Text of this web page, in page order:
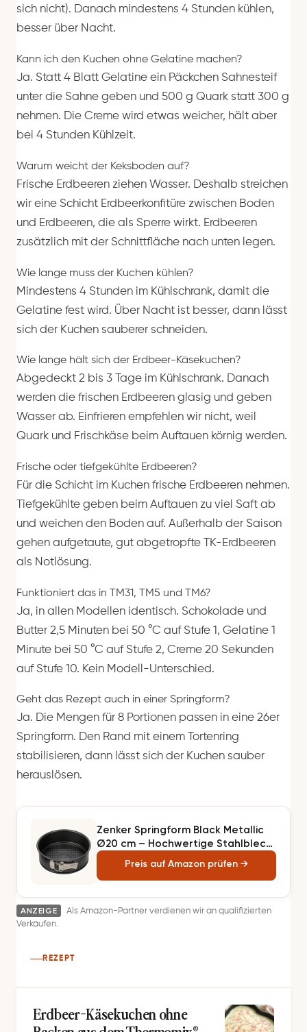
sich nicht). Danach mindestens 4 Stunden kühlen,
besser über Nacht.
Kann ich den Kuchen ohne Gelatine machen?
Ja. Statt 4 Blatt Gelatine ein Päckchen Sahnesteif
unter die Sahne geben und 500 g Quark statt 300 g
nehmen. Die Creme wird etwas weicher, hält aber
bei 4 Stunden Kühlzeit.
Warum weicht der Keksboden auf?
Frische Erdbeeren ziehen Wasser. Deshalb streichen
wir eine Schicht Erdbeerkonfitüre zwischen Boden
und Erdbeeren, die als Sperre wirkt. Erdbeeren
zusätzlich mit der Schnittfläche nach unten legen.
Wie lange muss der Kuchen kühlen?
Mindestens 4 Stunden im Kühlschrank, damit die
Gelatine fest wird. Über Nacht ist besser, dann lässt
sich der Kuchen sauberer schneiden.
Wie lange hält sich der Erdbeer-Käsekuchen?
Abgedeckt 2 bis 3 Tage im Kühlschrank. Danach
werden die frischen Erdbeeren glasig und geben
Wasser ab. Einfrieren empfehlen wir nicht, weil
Quark und Frischkäse beim Auftauen körnig werden.
Frische oder tiefgekühlte Erdbeeren?
Für die Schicht im Kuchen frische Erdbeeren nehmen.
Tiefgekühlte geben beim Auftauen zu viel Saft ab
und weichen den Boden auf. Außerhalb der Saison
gehen aufgetaute, gut abgetropfte TK-Erdbeeren
als Notlösung.
Funktioniert das in TM31, TM5 und TM6?
Ja, in allen Modellen identisch. Schokolade und
Butter 2,5 Minuten bei 50 °C auf Stufe 1, Gelatine 1
Minute bei 50 °C auf Stufe 2, Creme 20 Sekunden
auf Stufe 10. Kein Modell-Unterschied.
Geht das Rezept auch in einer Springform?
Ja. Die Mengen für 8 Portionen passen in eine 26er
Springform. Den Rand mit einem Tortenring
stabilisieren, dann lässt sich der Kuchen sauber
herauslösen.
Zenker Springform Black Metallic
Ø20 cm – Hochwertige Stahlblech
Backform mit gewaffeltem Boden
für gleichmäßige Backerg
Preis auf Amazon prüfen →
ANZEIGE
Als Amazon-Partner verdienen wir an qualifizierten
Verkäufen.
REZEPT
Erdbeer-Käsekuchen ohne